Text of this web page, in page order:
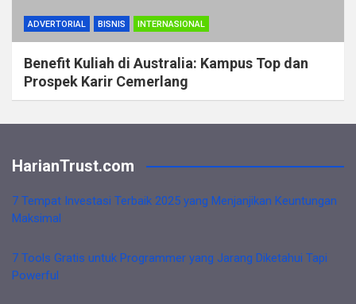
ADVERTORIAL BISNIS INTERNASIONAL
Benefit Kuliah di Australia: Kampus Top dan
Prospek Karir Cemerlang
HarianTrust.com
7 Tempat Investasi Terbaik 2025 yang Menjanjikan Keuntungan
Maksimal
7 Tools Gratis untuk Programmer yang Jarang Diketahui Tapi
Powerful